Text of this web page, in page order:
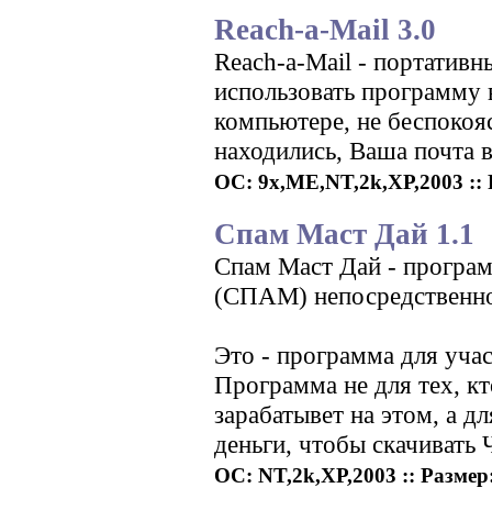
Reach-a-Mail 3.0
Reach-a-Mail -
использовать
компьютере, не
находились, Ваша почта
ОС: 9x,ME,NT,2k,XP,2003 ::
Спам Маст Дай 1.1
Спам Маст Дай -
(СПАМ)
Это - программа для
Программа не для тех,
зарабатывет на этом, а
деньги, чтобы
ОС: NT,2k,XP,2003 ::